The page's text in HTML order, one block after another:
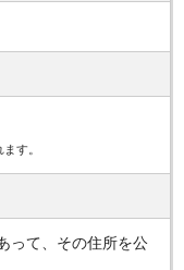
す。
って、その住所を公